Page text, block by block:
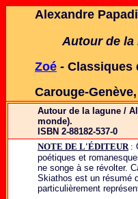
Alexandre
Autour de la
Zoé - Classiques
Carouge-Genève,
Autour de la lagune /
monde).
ISBN 2-88182-537-0
NOTE DE L'ÉDITEUR:
poétiques et
ne songe à se révolter.
Skiathos est un résumé
particulièrement